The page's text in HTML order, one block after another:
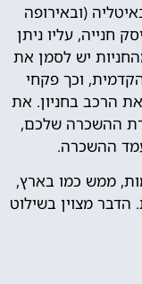
(ובאירופה
חנייה, עליו ניתן
יש לסמן את
וכך פקחי
הרכב בחניון. את
ההשכרה שלכם,
ההשכרה.
ממש כמו בארץ,
הדבר מצוין בשילוט